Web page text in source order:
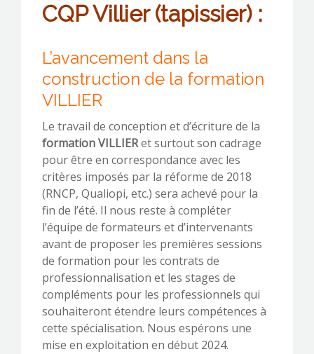
CQP Villier (tapissier) :
L’avancement dans la
construction de la formation
VILLIER
Le travail de conception et d’écriture de la
formation VILLIERet surtout son cadrage
pour être en correspondance avec les
critères imposés par la réforme de 2018
(RNCP, Qualiopi, etc.) sera achevé pour la
fin de l’été. Il nous reste à compléter
l’équipe de formateurs et d’intervenants
avant de proposer les premières sessions
de formation pour les contrats de
professionnalisation et les stages de
compléments pour les professionnels qui
souhaiteront étendre leurs compétences à
cette spécialisation. Nous espérons une
mise en exploitation en début 2024.